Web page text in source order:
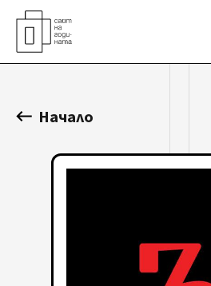
Начало